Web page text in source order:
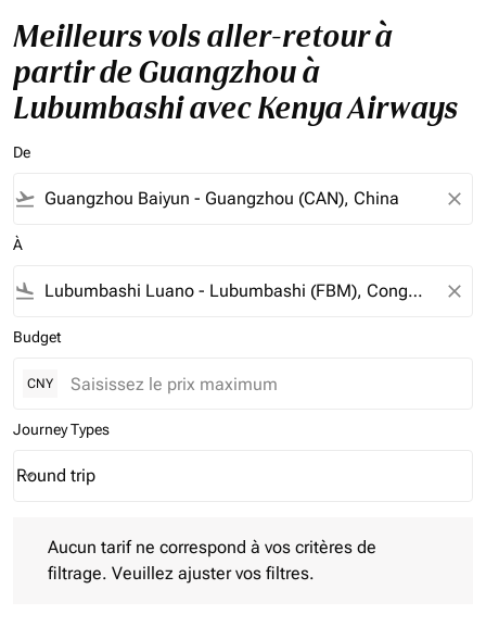
Meilleurs vols aller-retour à
partir de Guangzhou à
Lubumbashi avec Kenya Airways
De
flight_takeoff close
À
flight_land close
Budget
CNY
Journey Types
Journey Types option Round trip Selected
Round trip
keyboard_arrow_down
Aucun tarif ne correspond à vos critères de
filtrage. Veuillez ajuster vos filtres.